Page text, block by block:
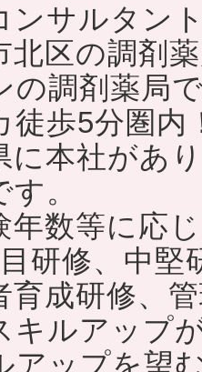
ンサルタン
北区の調剤
の調剤薬局
徒歩5分圏
に本社があ
。
年数等に応
研修、中堅
成研修、
キルアップ
アップを望